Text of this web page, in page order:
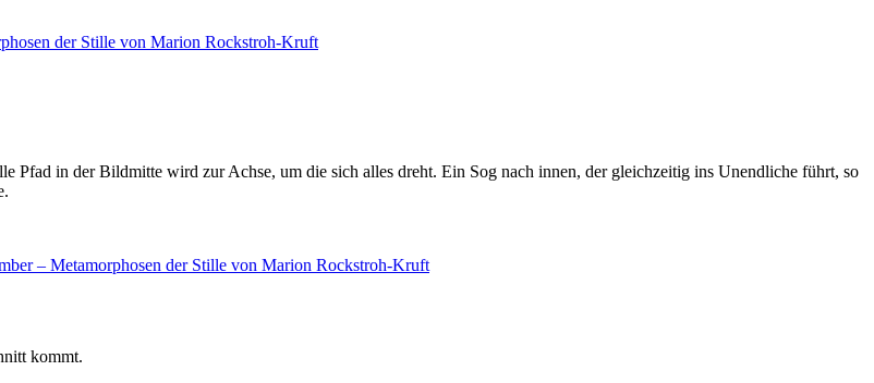
Pfad in der Bildmitte wird zur Achse, um die sich alles dreht. Ein Sog nach innen, der gleichzeitig ins Unendliche führt, so
kommt.